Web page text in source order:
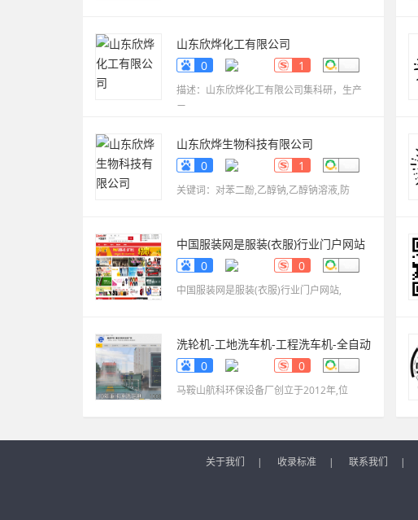
山东欣烨化工有限公司
www.sdxinyechem.cn
0 1
描述：山东欣烨化工有限公司集科研，生产
三
山东欣烨生物科技有限公司
www.sdxinyekeji.cn
0 1
关键词：对苯二酚,乙醇钠,乙醇钠溶液,防
中国服装网是服装(衣服)行业门户网站
fuzhuang.qiyeku.cn
0 0
中国服装网是服装(衣服)行业门户网站,
洗轮机-工地洗车机-工程洗车机-全自动
洗轮生产厂家[鲁企环
科] www.lqhb88.com
0 0
马鞍山航科环保设备厂创立于2012年,位
关于我们 | 收录标准 | 联系我们 |